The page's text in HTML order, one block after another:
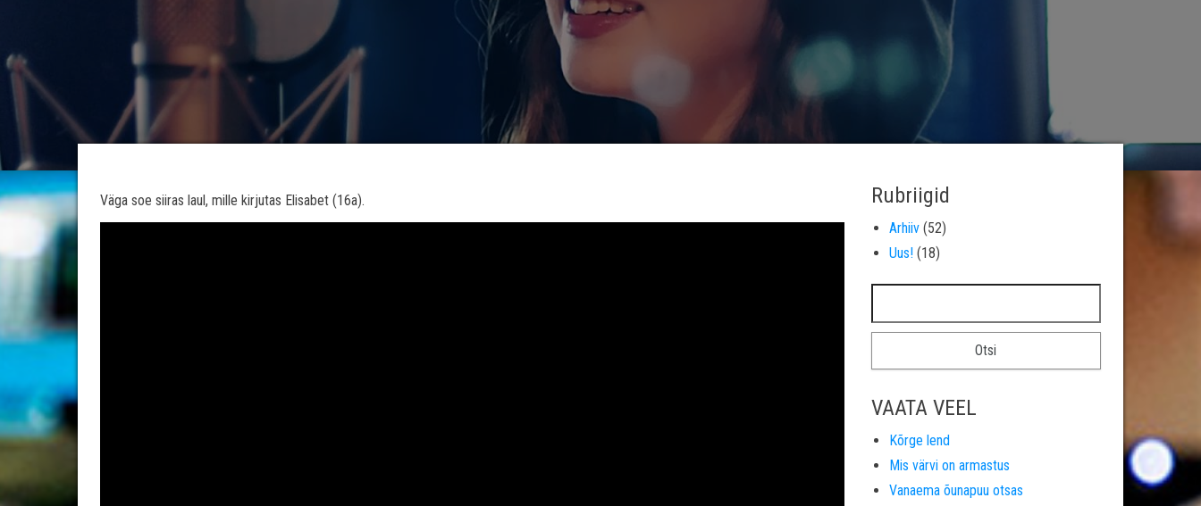
Väga soe siiras laul, mille kirjutas Elisabet (16a). Rubriigid
Arhiiv(52)
Uus!(18)
VAATA VEEL
Kõrge lend
Mis värvi on armastus
Vanaema õunapuu otsas